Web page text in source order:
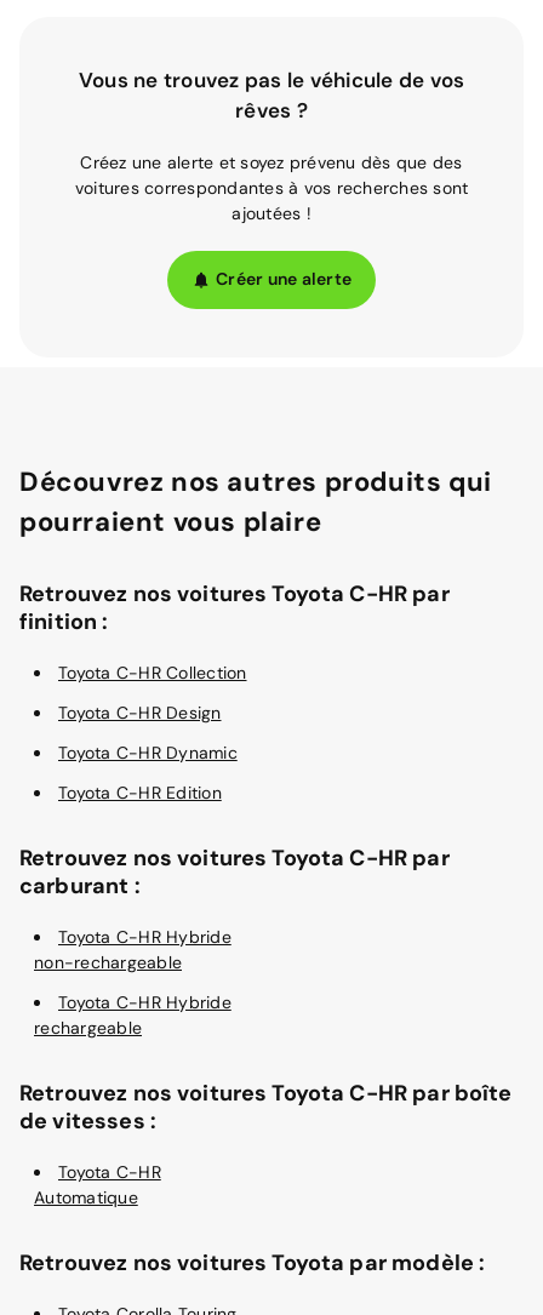
Vous ne trouvez pas le véhicule de vos
rêves ?
Créez une alerte et soyez prévenu dès que des
voitures correspondantes à vos recherches sont
ajoutées !
Créer une alerte
Découvrez nos autres produits qui
pourraient vous plaire
Retrouvez nos voitures Toyota C-HR par
finition :
Toyota C-HR Collection
Toyota C-HR Design
Toyota C-HR Dynamic
Toyota C-HR Edition
Retrouvez nos voitures Toyota C-HR par
carburant :
Toyota C-HR Hybride
non-rechargeable
Toyota C-HR Hybride
rechargeable
Retrouvez nos voitures Toyota C-HR par boîte
de vitesses :
Toyota C-HR
Automatique
Retrouvez nos voitures Toyota par modèle :